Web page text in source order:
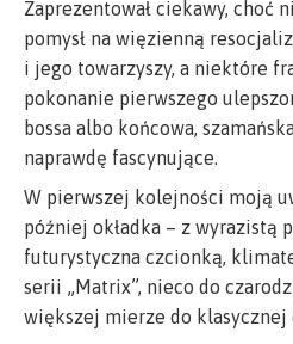
Zaprezentował ciekawy, choć
pomysł na więzienną
i jego towarzyszy, a niektóre
pokonanie pierwszego
bossa albo końcowa,
naprawdę fascynujące.
W pierwszej kolejności moją
później okładka – z wyrazistą
futurystyczna czcionką,
serii „Matrix”, nieco do
większej mierze do klasycznej